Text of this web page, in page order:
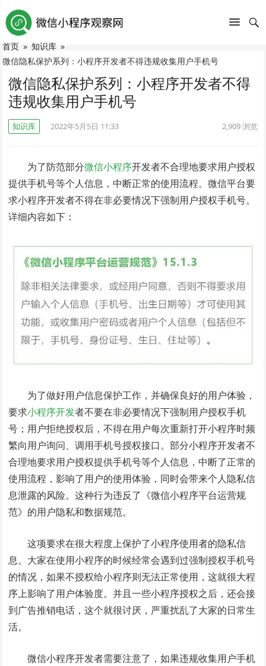
首页 » 知识库 »
微信隐私保护系列：小程序开发者不得违规收集用户手机号
微信隐私保护系列：小程序开发者不得
违规收集用户手机号
知识库 2022年5月5日 11:33 2,909浏览
为了防范部分微信小程序开发者不合理地要求用户授权
提供手机号等个人信息，中断正常的使用流程。微信平台要
求小程序开发者不得在非必要情况下强制用户授权手机号。
详细内容如下：
为了做好用户信息保护工作，并确保良好的用户体验，
要求小程序开发者不要在非必要情况下强制用户授权手机
号；用户拒绝授权后，不得在用户每次重新打开小程序时频
繁向用户询问、调用手机号授权接口。部分小程序开发者不
合理地要求用户授权提供手机号等个人信息，中断了正常的
使用流程，影响了用户的使用体验，同时会带来个人隐私信
息泄露的风险。这种行为违反了《微信小程序平台运营规
范》的用户隐私和数据规范。
这项要求在很大程度上保护了小程序使用者的隐私信
息。大家在使用小程序的时候经常会遇到过强制授权手机号
的情况，如果不授权给小程序则无法正常使用，这就很大程
序上影响了用户体验度。并且一些小程序授权之后，还会接
到广告推销电话，这个就很讨厌，严重扰乱了大家的日常生
活。
微信小程序开发者需要注意了，如果违规收集用户手机